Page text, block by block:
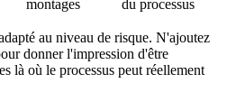
montages
du processus
au niveau de risque. N'ajoutez
donner l'impression d'être
là où le processus peut réellement